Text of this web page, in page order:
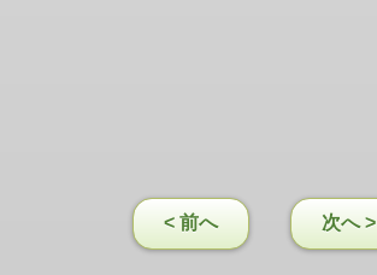
< 前へ 次へ >